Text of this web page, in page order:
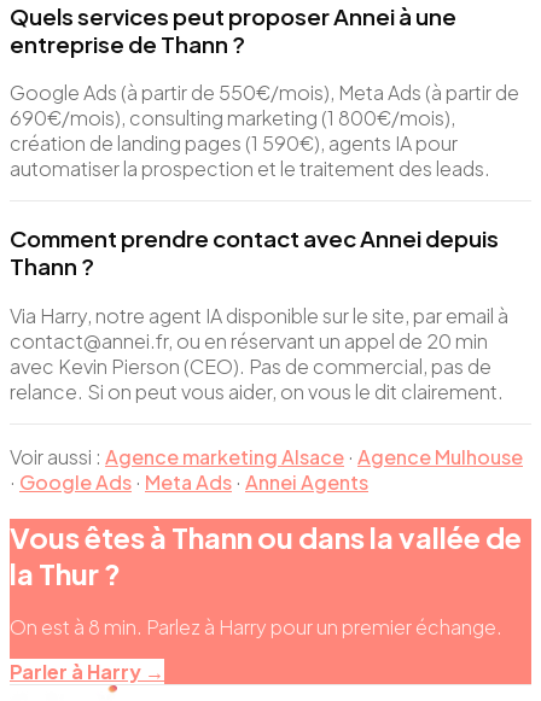
Quels services peut proposer Annei à une
entreprise de Thann ?
Google Ads (à partir de 550€/mois), Meta Ads (à partir de
690€/mois), consulting marketing (1 800€/mois),
création de landing pages (1 590€), agents IA pour
automatiser la prospection et le traitement des leads.
Comment prendre contact avec Annei depuis
Thann ?
Via Harry, notre agent IA disponible sur le site, par email à
contact@annei.fr, ou en réservant un appel de 20 min
avec Kevin Pierson (CEO). Pas de commercial, pas de
relance. Si on peut vous aider, on vous le dit clairement.
Voir aussi : Agence marketing Alsace · Agence Mulhouse
· Google Ads · Meta Ads · Annei Agents
Vous êtes à Thann ou dans la vallée de
la Thur ?
On est à 8 min. Parlez à Harry pour un premier échange.
Parler à Harry →